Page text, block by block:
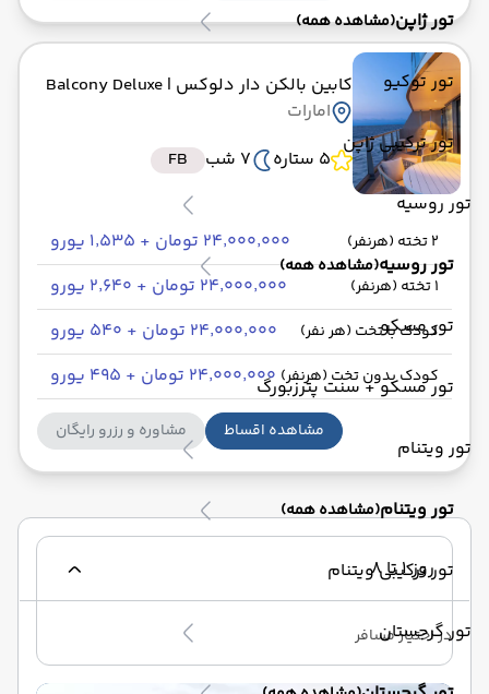
تور ژاپن(مشاهده همه)
تور توکیو
تور ترکیبی ژاپن
تور روسیه
تور روسیه(مشاهده همه)
تور مسکو
تور مسکو + سنت پترزبورگ
تور ویتنام
تور ویتنام(مشاهده همه)
تور ترکیبی ویتنام
تور گرجستان
کابین بالکن دار دلوکس | Balcony Deluxe
امارات
5 ستاره
7 شب FB
2 تخته (هرنفر) ۲۴٬۰۰۰٬۰۰۰ تومان + ۱٬۵۳۵ یورو
1 تخته (هرنفر) ۲۴٬۰۰۰٬۰۰۰ تومان + ۲٬۶۴۰ یورو
کودک با تخت (هر نفر) ۲۴٬۰۰۰٬۰۰۰ تومان + ۵۴۰ یورو
کودک بدون تخت (هرنفر) ۲۴٬۰۰۰٬۰۰۰ تومان + ۴۹۵ یورو
مشاهده اقساط مشاوره و رزرو رایگان
روز 1 تا 8
در اختیار مسافر